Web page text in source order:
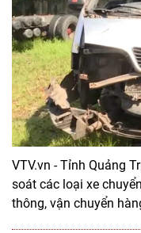
VTV.vn - Tỉnh Quảng
soát các loại xe
thông, vận chuyển